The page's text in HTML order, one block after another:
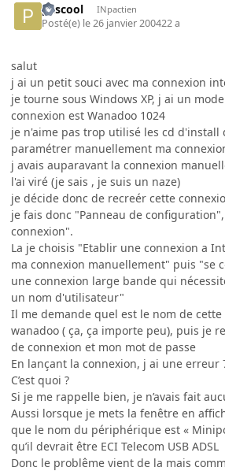
pascool INpactien
Posté(e) le 26 janvier 200422 a
salut
j ai un petit souci avec ma connexion
je tourne sous Windows XP, j ai un
connexion est Wanadoo 1024
je n'aime pas trop utilisé les cd d'install
paramétrer manuellement ma
j avais auparavant la connexion
l'ai viré (je sais , je suis un naze)
je décide donc de recreér cette
je fais donc "Panneau de
connexion".
La je choisis "Etablir une connexion a
ma connexion manuellement" puis "se
une connexion large bande qui
un nom d'utilisateur"
Il me demande quel est le nom de
wanadoo ( ça, ça importe peu), puis je
de connexion et mon mot de passe
En lançant la connexion, j ai une erreur
C’est quoi ?
Si je me rappelle bien, je n’avais fait
Aussi lorsque je mets la fenêtre en
que le nom du périphérique est «
qu’il devrait être ECI Telecom USB ADSL
Donc le problême vient de la mais